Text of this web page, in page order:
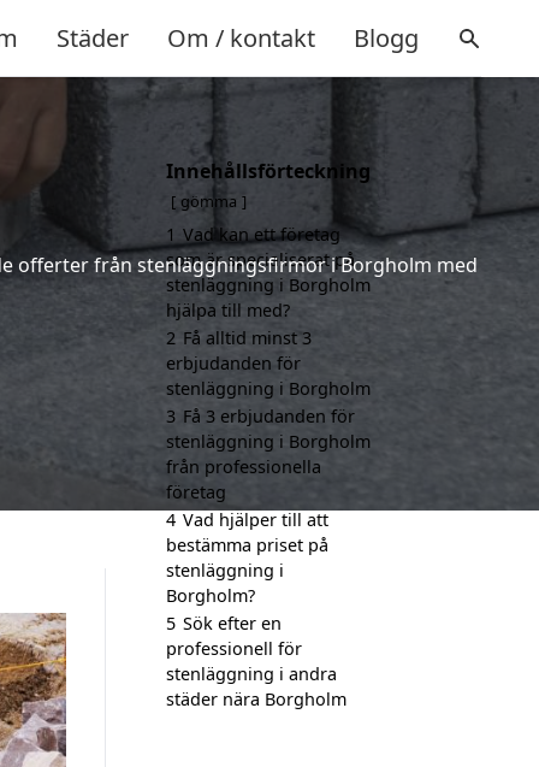
Städer Om / kontakt Blogg
offerter från stenläggningsfirmor i Borgholm med
Innehållsförteckning
gömma
1 Vad kan ett företag
som är specialiserat på
stenläggning i Borgholm
hjälpa till med?
2 Få alltid minst 3
erbjudanden för
stenläggning i Borgholm
3 Få 3 erbjudanden för
stenläggning i Borgholm
från professionella
företag
4 Vad hjälper till att
bestämma priset på
stenläggning i
Borgholm?
5 Sök efter en
professionell för
stenläggning i andra
städer nära Borgholm